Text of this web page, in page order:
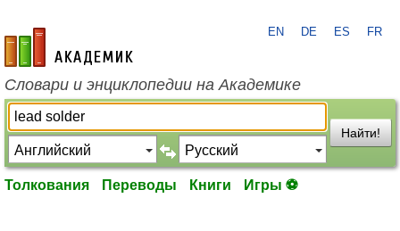
academic.ru
EN DE ES FR
Словари и энциклопедии на Академике
Найти!
Толкования Переводы Книги Игры ⚽